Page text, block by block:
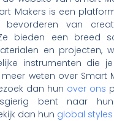
Makers is een
van
bieden een breed
en projecten,
instrumenten die
meer weten over Smart
dan hun over ons
bent naar
dan hun global styles